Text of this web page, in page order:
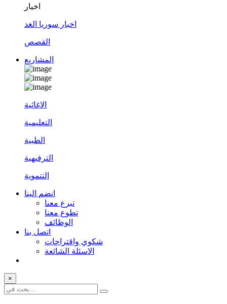
اخبار
اخبار سوريا الغد
القصص
المشاريع
الاغاثية
التعليمية
الطبية
الترفيهية
التنموية
انضم الينا
تبرع معنا
تطوع معنا
الوظائف
اتصل بنا
شكوي واقتراحات
الاسئلة الشائعة
×